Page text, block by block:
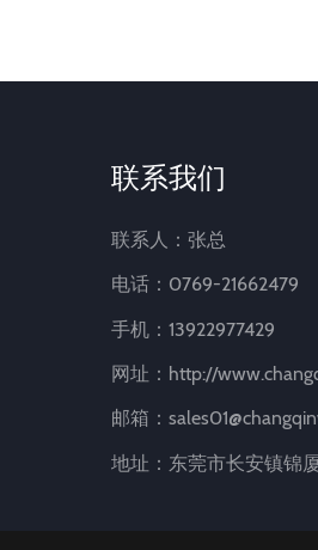
联系我们
联系人：张总
电话：0769-21662479
手机：13922977429
网址：http://
邮箱：
地址：东莞市长安镇锦